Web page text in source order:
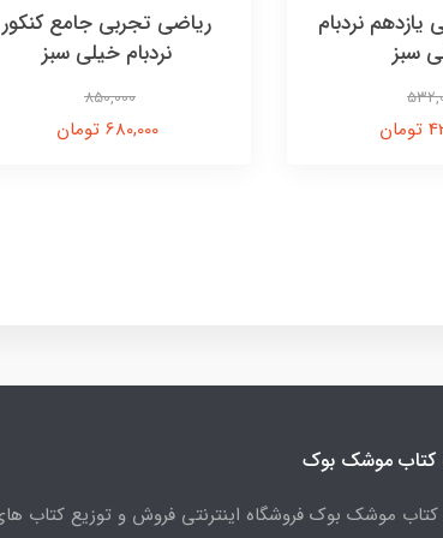
نردبام
سبز
ریاضی تجربی جامع کنکور
نردبام خیلی سبز
850,000
680,000 تومان
کتاب موشک بوک
کتاب موشک بوک فروشگاه اینترنتی فروش و توزیع کتاب